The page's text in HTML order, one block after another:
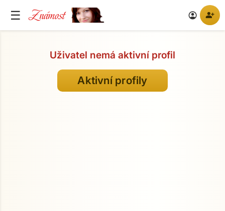
☰ Známost account_circle person_add
Uživatel nemá aktivní profil
Aktivní profily